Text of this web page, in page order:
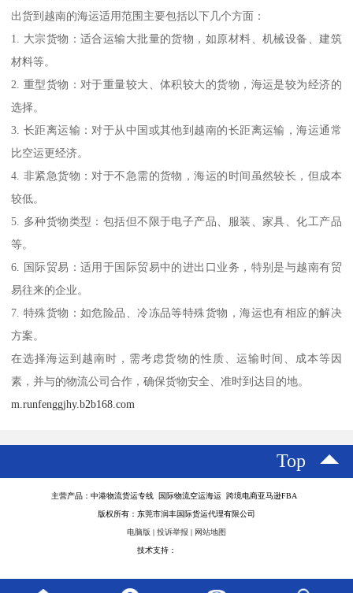
出货到越南的海运适用范围主要包括以下几个方面：
1. 大宗货物：适合运输大批量的货物，如原材料、机械设备、建筑
材料等。
2. 重型货物：对于重量较大、体积较大的货物，海运是较为经济的
选择。
3. 长距离运输：对于从中国或其他到越南的长距离运输，海运通常
比空运更经济。
4. 非紧急货物：对于不急需的货物，海运的时间虽然较长，但成本
较低。
5. 多种货物类型：包括但不限于电子产品、服装、家具、化工产品
等。
6. 国际贸易：适用于国际贸易中的进出口业务，特别是与越南有贸
易往来的企业。
7. 特殊货物：如危险品、冷冻品等特殊货物，海运也有相应的解决
方案。
在选择海运到越南时，需考虑货物的性质、运输时间、成本等因
素，并与的物流公司合作，确保货物安全、准时到达目的地。
m.runfenggjhy.b2b168.com
Top
主营产品：中港物流货运专线 国际物流空运海运 跨境电商亚马逊FBA
版权所有：东莞市润丰国际货运代理有限公司
电脑版 | 投诉举报 | 网站地图
技术支持：